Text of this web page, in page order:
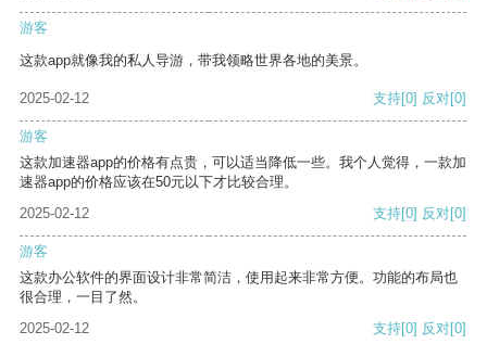
游客
这款app就像我的私人导游，带我领略世界各地的美景。
2025-02-12 支持[0] 反对[0]
游客
这款加速器app的价格有点贵，可以适当降低一些。我个人觉得，一款加
速器app的价格应该在50元以下才比较合理。
2025-02-12
支持[0] 反对[0]
游客
这款办公软件的界面设计非常简洁，使用起来非常方便。功能的布局也
很合理，一目了然。
2025-02-12
支持[0] 反对[0]